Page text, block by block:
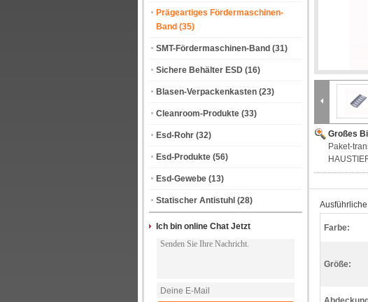
Prägeartiges Fördermaschinen-
Band (35)
SMT-Fördermaschinen-Band (31)
Sichere Behälter ESD (16)
Blasen-Verpackenkasten (23)
Cleanroom-Produkte (33)
Esd-Rohr (32)
Esd-Produkte (56)
Esd-Gewebe (13)
Statischer Antistuhl (28)
Ich bin online Chat Jetzt
Großes
Paket-
Farbe:
Größe: